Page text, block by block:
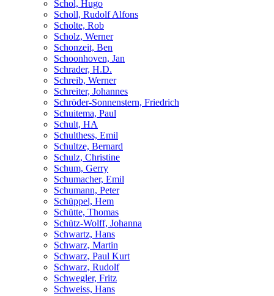
Schol, Hugo
Scholl, Rudolf Alfons
Scholte, Rob
Scholz, Werner
Schonzeit, Ben
Schoonhoven, Jan
Schrader, H.D.
Schreib, Werner
Schreiter, Johannes
Schröder-Sonnenstern, Friedrich
Schuitema, Paul
Schult, HA
Schulthess, Emil
Schultze, Bernard
Schulz, Christine
Schum, Gerry
Schumacher, Emil
Schumann, Peter
Schüppel, Hem
Schütte, Thomas
Schütz-Wolff, Johanna
Schwartz, Hans
Schwarz, Martin
Schwarz, Paul Kurt
Schwarz, Rudolf
Schwegler, Fritz
Schweiss, Hans